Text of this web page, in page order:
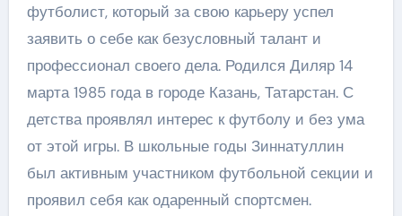
футболист, который за свою карьеру успел
заявить о себе как безусловный талант и
профессионал своего дела. Родился Диляр 14
марта 1985 года в городе Казань, Татарстан. С
детства проявлял интерес к футболу и без ума
от этой игры. В школьные годы Зиннатуллин
был активным участником футбольной секции и
проявил себя как одаренный спортсмен.